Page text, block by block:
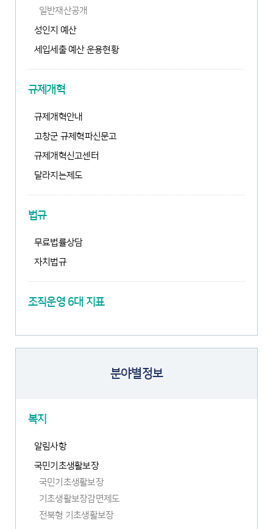
일반재산공개
성인지 예산
세입세출 예산 운용현황
규제개혁
규제개혁안내
고창군 규제혁파신문고
규제개혁신고센터
달라지는제도
법규
무료법률상담
자치법규
열
조직운영 6대 지표
분야별정보
복지
알림사항
국민기초생활보장
국민기초생활보장
기초생활보장감면제도
전북형 기초생활보장